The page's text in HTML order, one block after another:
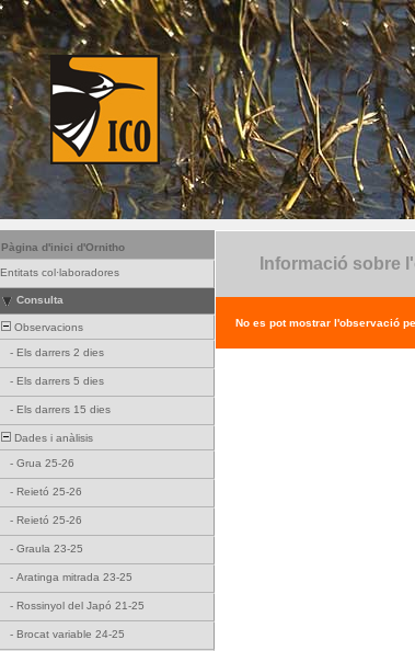
Pàgina d'inici d'Ornitho
Entitats col·laboradores
Consulta
Observacions
- Els darrers 2 dies
- Els darrers 5 dies
- Els darrers 15 dies
Dades i anàlisis
- Grua 25-26
- Reietó 25-26
- Reietó 25-26
- Graula 23-25
- Aratinga mitrada 23-25
- Rossinyol del Japó 21-25
- Brocat variable 24-25
Informació sobre
No es pot mostrar l'observació